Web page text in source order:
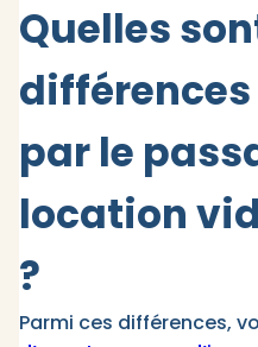
Quelles
par le
location
?
Parmi ces différences,